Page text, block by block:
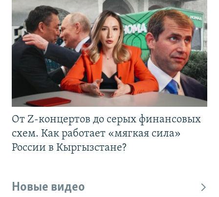
От Z-концертов до серых финансовых
схем. Как работает «мягкая сила»
России в Кыргызстане?
Новые видео